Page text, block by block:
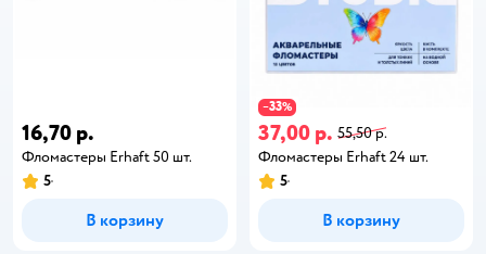
16,70 р.
Фломастеры Erhaft 50 шт.
5
В корзину
−33%
37,00 р. 55,50 р.
Фломастеры Erhaft 24 шт.
5
В корзину